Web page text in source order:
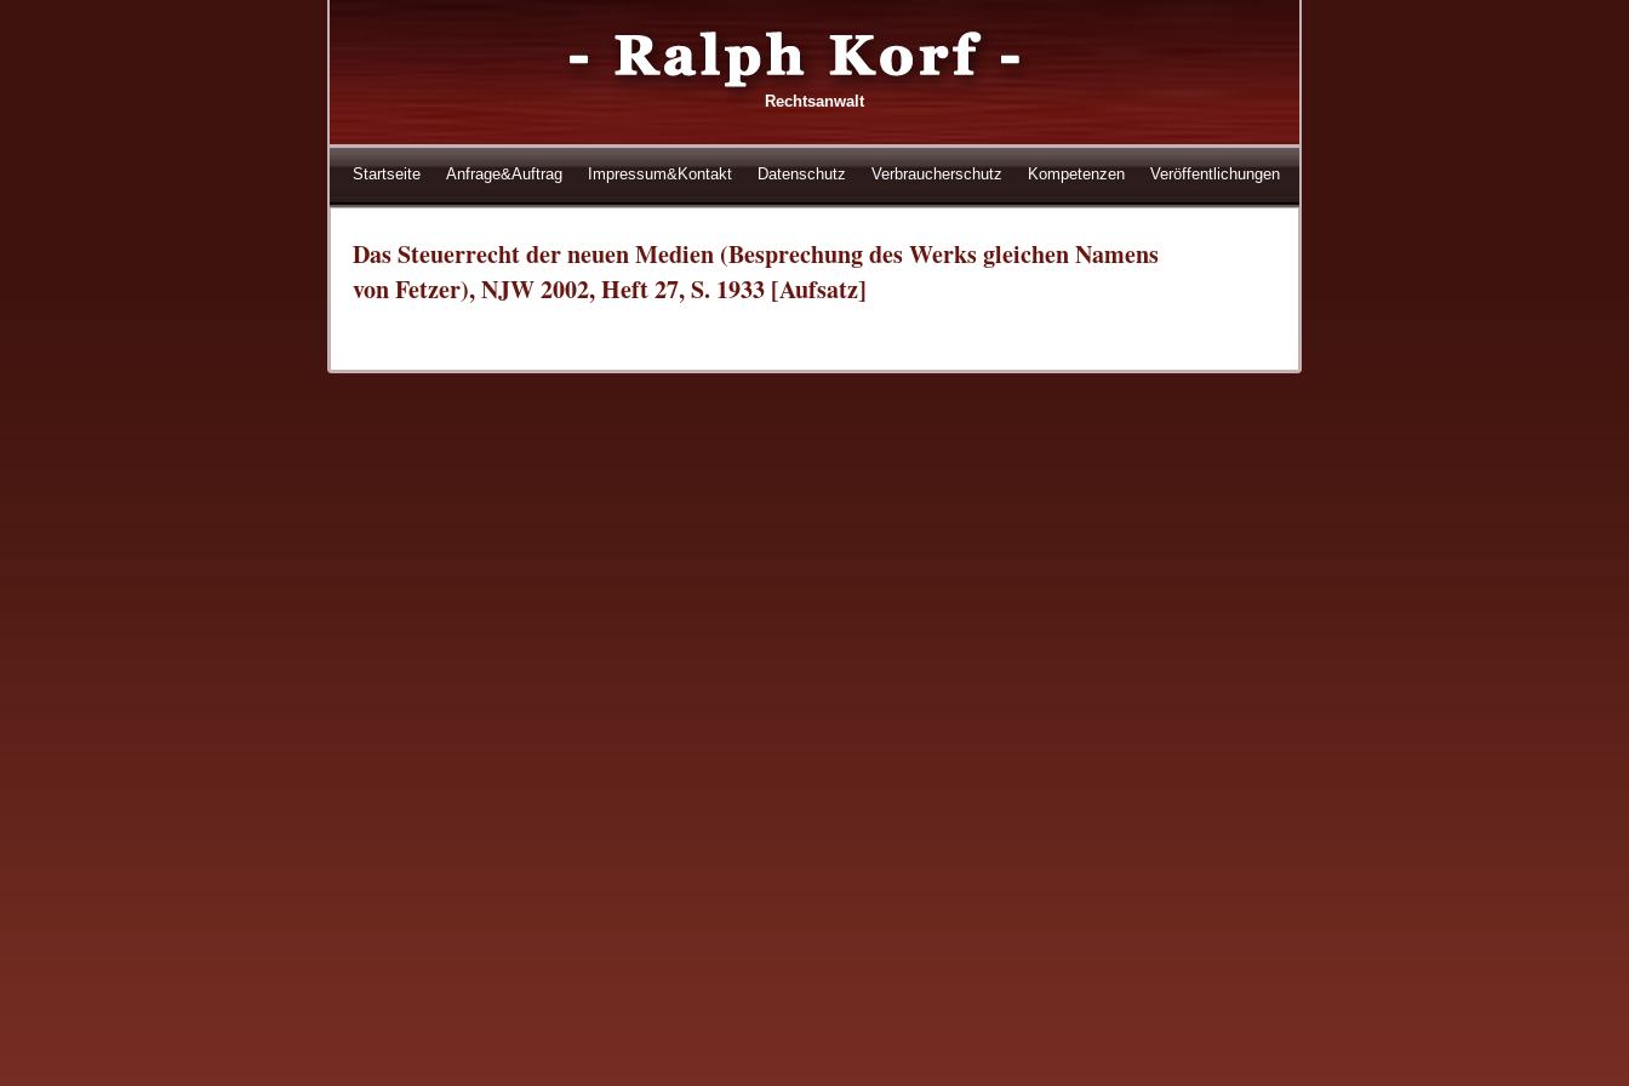
Rechtsanwalt
Startseite Anfrage&Auftrag Impressum&Kontakt Datenschutz Verbraucherschutz Kompetenzen Veröffentlichungen
Das Steuerrecht der neuen Medien (Besprechung des Werks gleichen Namens
von Fetzer), NJW 2002, Heft 27, S. 1933 [Aufsatz]